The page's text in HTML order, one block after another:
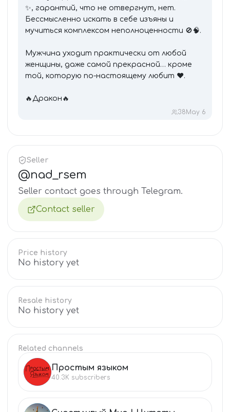
✨, гарантий, что не отвергнут, нет.
Бессмысленно искать в себе изъяны и
мучиться комплексом неполноценности 🚫🧠.
Мужчина уходит практически от любой
женщины, даже самой прекрасной… кроме
той, которую по-настоящему любит ❤️.
🔥Дракон🔥
38 May 6
Seller
@nad_rsem
Seller contact goes through Telegram.
Contact seller
Price history
No history yet
Resale history
No history yet
Related channels
ПР Простым языком
40.3K subscribers